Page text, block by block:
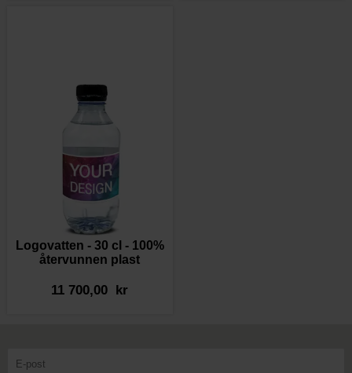
Logovatten - 30 cl - 100%
återvunnen plast
11 700,00 kr